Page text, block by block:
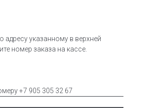
указанному в верхней
номер заказа на кассе.
+7 905 305 32 67